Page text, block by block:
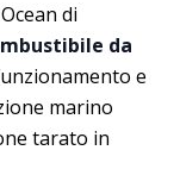
di
da
e
marino
tarato in